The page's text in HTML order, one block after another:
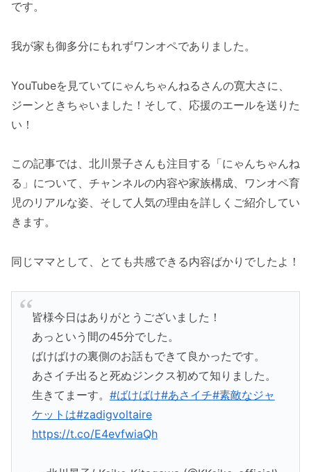
です。
我が家も御多分にもれずワンオペでありました。
YouTubeを見ていてにゃんちゃんねるさんの寛大さに、
ジーンときちゃいました！そして、応援のエールを送りた
い！
この記事では、北川景子さんも注目する「にゃんちゃんね
る」について、チャンネルの内容や家族構成、ワンオペ育
児のリアルな姿、そして人気の理由を詳しくご紹介してい
きます。
同じママとして、とても共感できる内容ばかりでしたよ！
皆様今日はありがとうございました！
あっという間の45分でした。
ばけばけの裏側のお話もできて良かったです。
あさイチ出ると死ぬジンクス初めて知りました。
生きてまーす。 #ばけばけ#あさイチ#素敵なジャ
ケットは#zadigvoltaire
https://t.co/E4evfwiaQh